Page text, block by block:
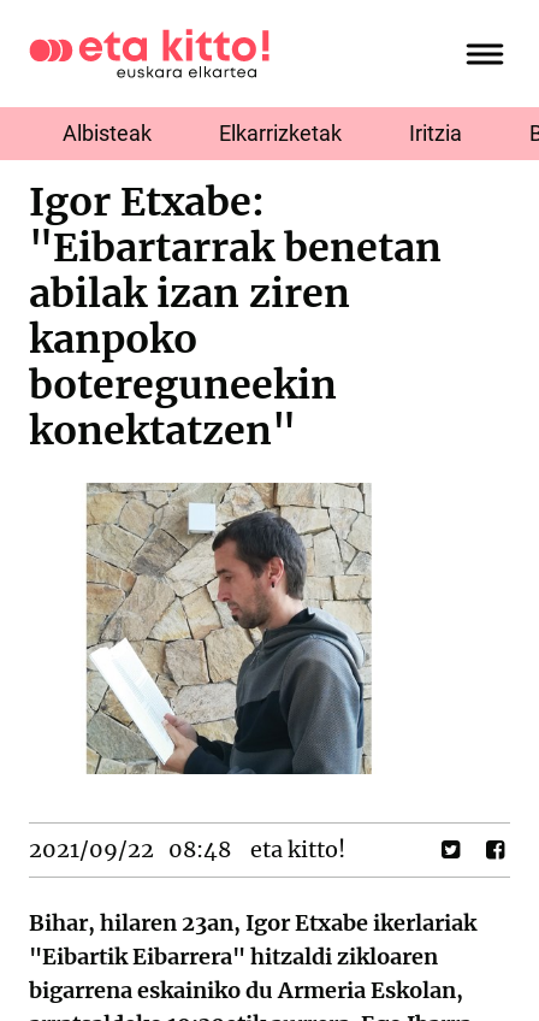
Albisteak Elkarrizketak Iritzia
Igor Etxabe:
"Eibartarrak benetan
abilak izan ziren
kanpoko
botereguneekin
konektatzen"
2021/09/22 08:48 eta kitto!
Bihar, hilaren 23an, Igor Etxabe ikerlariak
"Eibartik Eibarrera" hitzaldi zikloaren
bigarrena eskainiko du Armeria Eskolan,